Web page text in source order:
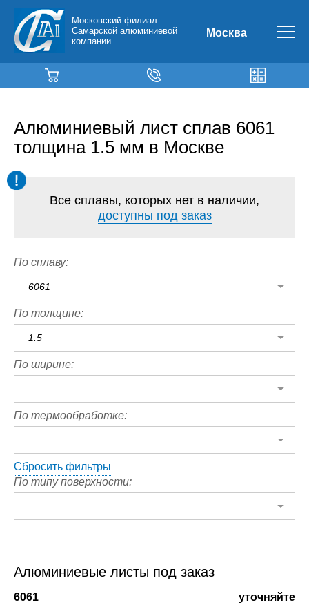
Московский филиал
Самарской алюминиевой
компании
Москва
Алюминиевый лист сплав 6061
толщина 1.5 мм в Москве
Все сплавы, которых нет в наличии,
доступны под заказ
По сплаву:
6061
По толщине:
1.5
По ширине:
По термообработке:
Сбросить фильтры
По типу поверхности:
Алюминиевые листы под заказ
6061
уточняйте